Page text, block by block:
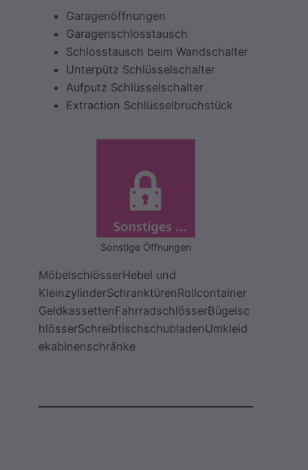
Garagenöffnungen
Garagenschlosstausch
Schlosstausch beim Wandschalter
Unterpütz Schlüsselschalter
Aufputz Schlüsselschalter
Extraction Schlüsselbruchstück
Sonstige Öffnungen
MöbelschlösserHebel und
KleinzylinderSchranktürenRollcontainer
GeldkassettenFahrradschlösserBügelsc
hlösserSchreibtischschubladenUmkleid
ekabinenschränke